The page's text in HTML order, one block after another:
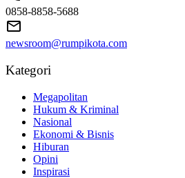
0858-8858-5688
newsroom@rumpikota.com
Kategori
Megapolitan
Hukum & Kriminal
Nasional
Ekonomi & Bisnis
Hiburan
Opini
Inspirasi